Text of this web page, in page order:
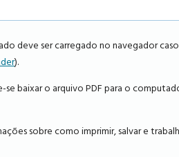
deve ser carregado no navegador
).
baixar o arquivo PDF para o
sobre como imprimir, salvar e